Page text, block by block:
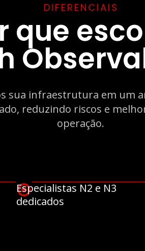
DIFERENCIAIS
que
sua infraestrutura em um
reduzindo riscos e
operação.
Especialistas N2 e N3
dedicados